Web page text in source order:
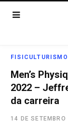
FISICULTURISMO
Men’s
2022 –
da carreira
14 DE